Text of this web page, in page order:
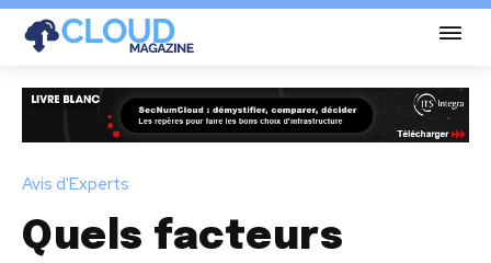
Avis d'Experts
Quels facteurs